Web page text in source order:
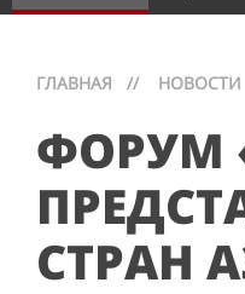
ГЛАВНАЯ // НОВОСТИ
ФОРУМ
СТРАН